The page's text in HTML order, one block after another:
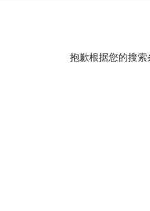
抱歉根据您的搜索